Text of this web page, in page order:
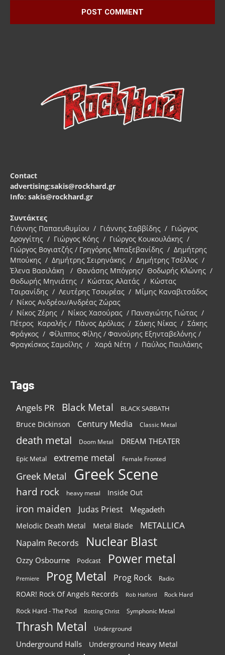
Contact
advertising:sakis@rockhard.gr
Info: sakis@rockhard.gr
Συντάκτες
Γιάννης Παπαευθυμίου / Γιάννης Σαββίδης / Γιώργος
Δρογγίτης / Γιώργος Κόης / Γιώργος Κουκουλάκης /
Γιώργος Βογιατζής / Γρηγόρης Μπαξεβανίδης / Δημήτρης
Μπούκης / Δημήτρης Σειρηνάκης / Δημήτρης Τσέλλος /
Έλενα Βασιλάκη / Θανάσης Μπόγρης/ Θοδωρής Κλώνης /
Θοδωρής Μηνιάτης / Κώστας Αλατάς / Κώστας
Τσιρανίδης / Λευτέρης Τσουρέας / Μίμης Καναβιτσάδος
/ Νίκος Ανδρέου/Ανδρέας Ζώρας
/ Νίκος Ζέρης / Νίκος Χασούρας / Παναγιώτης Γιώτας /
Πέτρος Καραλής / Πάνος Δρόλιας / Σάκης Νίκας / Σάκης
Φράγκος / Φίλιππος Φίλης / Φανούρης Εξηνταβελόνης /
Φραγκίσκος Σαμοΐλης / Χαρά Νέτη / Παύλος Παυλάκης
Tags
Angels PR Black Metal BLACK SABBATH
Bruce Dickinson Century Media Classic Metal
death metal Doom Metal DREAM THEATER
Epic Metal extreme metal Female Fronted
Greek Metal Greek Scene
hard rock heavy metal Inside Out
iron maiden Judas Priest Megadeth
Melodic Death Metal Metal Blade METALLICA
Napalm Records Nuclear Blast
Ozzy Osbourne Podcast Power metal
Premiere Prog Metal Prog Rock Radio
ROAR! Rock Of Angels Records Rob Halford Rock Hard
Rock Hard - The Pod Rotting Christ Symphonic Metal
Thrash Metal Underground
Underground Halls Underground Heavy Metal